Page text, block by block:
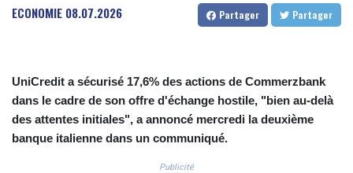
CRC 523.993489
CUC 1.156136
CZK 24.258158
DJF 205.267449
DKK 7.477932
DZD 152.967099
EGP 57.293288
ECONOMIE 08.07.2026 Partager Partager
UniCredit a sécurisé 17,6% des actions de Commerzbank
dans le cadre de son offre d'échange hostile, "bien au-delà
des attentes initiales", a annoncé mercredi la deuxième
banque italienne dans un communiqué.
Publicité